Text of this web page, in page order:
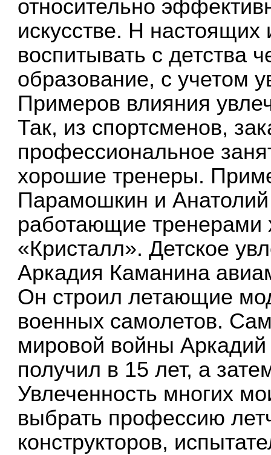
относительно
искусстве. Н
воспитывать с детства
образование, с учетом
Примеров влияния
Так, из спортсменов,
профессиональное
хорошие тренеры.
Парамошкин и
работающие тренерами
«Кристалл». Детское
Аркадия Каманина
Он строил летающие
военных самолетов.
мировой войны
получил в 15 лет, а
Увлеченность многих
выбрать профессию
конструкторов,